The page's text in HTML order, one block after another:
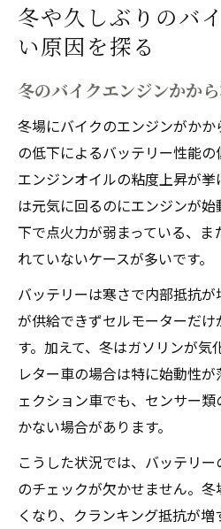
冬や久しぶりのバ
い原因を探る
冬のバイクエンジンかか
冬場にバイクのエンジンがか
の低下によるバッテリー性能の
エンジンオイルの粘度上昇が
は元気に回るのにエンジンが
下で点火力が弱まっている、ま
れていないケースが多いです。
バッテリーは寒さで内部抵抗
が供給できずセルモーターだ
す。加えて、冬はガソリンが気
レター車の場合は特に始動性
ェクション車でも、センサー
かない場合があります。
こうした状況では、バッテリ
のチェックが欠かせません。
くなり、クランキング抵抗が